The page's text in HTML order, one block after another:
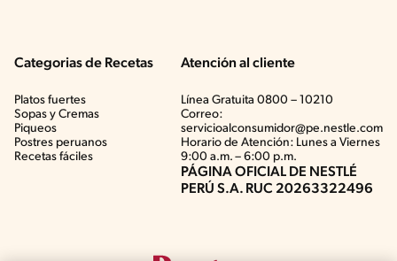
Categorias de Recetas
Platos fuertes
Sopas y Cremas
Piqueos
Postres peruanos
Recetas fáciles
Atención al cliente
Línea Gratuita 0800 – 10210
Correo:
servicioalconsumidor@pe.nestle.com
Horario de Atención: Lunes a Viernes
9:00 a.m. – 6:00 p.m.
PÁGINA OFICIAL DE NESTLÉ
PERÚ S.A. RUC 20263322496